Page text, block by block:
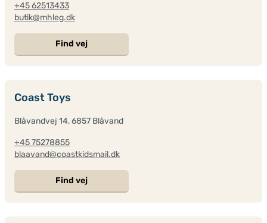
+45 62513433
butik@mhleg.dk
Find vej
Coast Toys
Blåvandvej 14, 6857 Blåvand
+45 75278855
blaavand@coastkidsmail.dk
Find vej